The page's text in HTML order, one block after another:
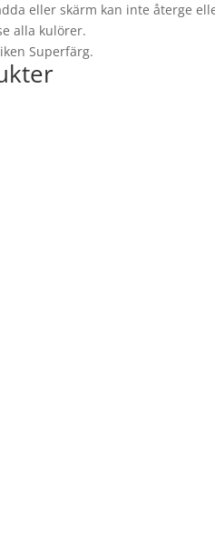
eller skärm kan inte återge
alla kulörer.
Superfärg.